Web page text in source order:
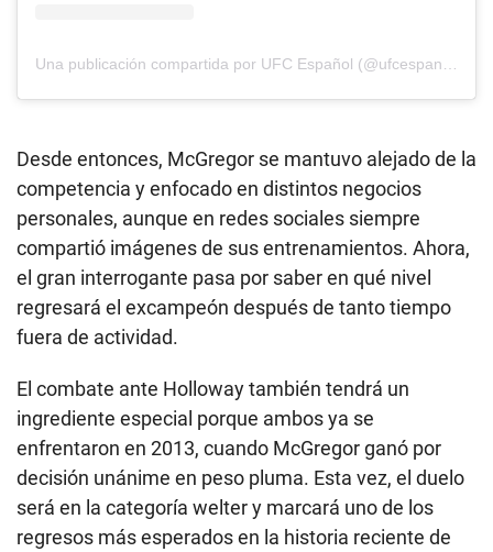
Desde entonces, McGregor se mantuvo alejado de la
competencia y enfocado en distintos negocios
personales, aunque en redes sociales siempre
compartió imágenes de sus entrenamientos. Ahora,
el gran interrogante pasa por saber en qué nivel
regresará el excampeón después de tanto tiempo
fuera de actividad.
El combate ante Holloway también tendrá un
ingrediente especial porque ambos ya se
enfrentaron en 2013, cuando McGregor ganó por
decisión unánime en peso pluma. Esta vez, el duelo
será en la categoría welter y marcará uno de los
regresos más esperados en la historia reciente de